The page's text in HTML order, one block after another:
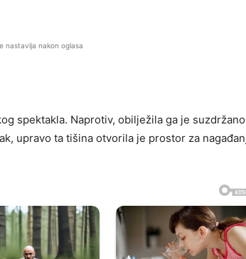
nastavlja nakon oglasa
spektakla. Naprotiv, obilježila ga je
upravo ta tišina otvorila je prostor za